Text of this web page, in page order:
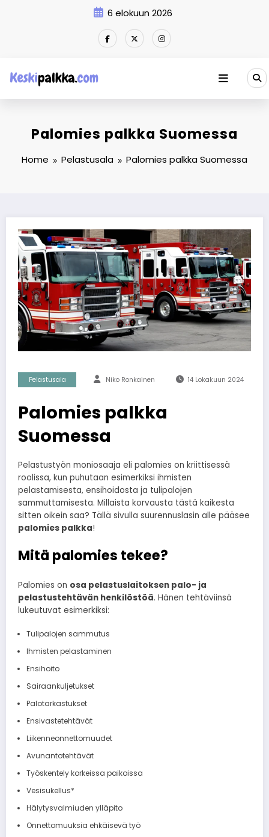
6 elokuun 2026
Palomies palkka Suomessa
Home Pelastusala Palomies palkka Suomessa
Pelastusala Niko Ronkainen 14 Lokakuun 2024
Palomies palkka
Suomessa
Pelastustyön moniosaaja eli palomies on kriittisessä
roolissa, kun puhutaan esimerkiksi ihmisten
pelastamisesta, ensihoidosta ja tulipalojen
sammuttamisesta. Millaista korvausta tästä kaikesta
sitten oikein saa? Tällä sivulla suurennuslasin alle pääsee
palomies palkka!
Mitä palomies tekee?
Palomies on osa pelastuslaitoksen palo- ja
pelastustehtävän henkilöstöä. Hänen tehtäviinsä
lukeutuvat esimerkiksi:
Tulipalojen sammutus
Ihmisten pelastaminen
Ensihoito
Sairaankuljetukset
Palotarkastukset
Ensivastetehtävät
Liikenneonnettomuudet
Avunantotehtävät
Työskentely korkeissa paikoissa
Vesisukellus*
Hälytysvalmiuden ylläpito
Onnettomuuksia ehkäisevä työ